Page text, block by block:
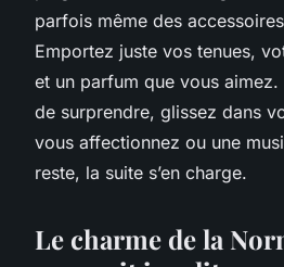
parfois même des
Emportez juste vos tenues,
et un parfum que vous
de surprendre, glissez dans
vous affectionnez ou une
reste, la suite s’en charge.
Le charme de la